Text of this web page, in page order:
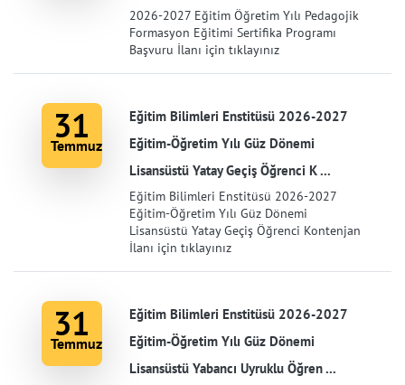
2026-2027 Eğitim Öğretim Yılı Pedagojik
Formasyon Eğitimi Sertifika Programı
Başvuru İlanı için tıklayınız
31
Temmuz
Eğitim Bilimleri Enstitüsü 2026-2027
Eğitim-Öğretim Yılı Güz Dönemi
Lisansüstü Yatay Geçiş Öğrenci K ...
Eğitim Bilimleri Enstitüsü 2026-2027
Eğitim-Öğretim Yılı Güz Dönemi
Lisansüstü Yatay Geçiş Öğrenci Kontenjan
İlanı için tıklayınız
31
Temmuz
Eğitim Bilimleri Enstitüsü 2026-2027
Eğitim-Öğretim Yılı Güz Dönemi
Lisansüstü Yabancı Uyruklu Öğren ...